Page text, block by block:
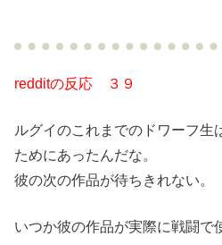
redditの反応 ３９
ルグイのこれまでのドワーフ生
ためにあったんだな。
彼の次の作品が待ちきれない。
いつか彼の作品が実際に戦闘で